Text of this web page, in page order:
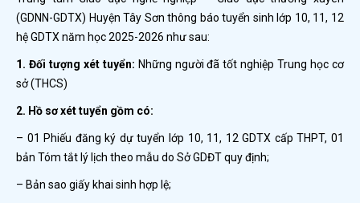
(GDNN-GDTX) Huyện Tây Sơn thông báo tuyển sinh lớp 10, 11, 12
hệ GDTX năm học 2025-2026 như sau:
1. Đối tượng xét tuyển: Những người đã tốt nghiệp Trung học cơ
sở (THCS)
2. Hồ sơ xét tuyển gồm có:
– 01 Phiếu đăng ký dự tuyển lớp 10, 11, 12 GDTX cấp THPT, 01
bản Tóm tắt lý lịch theo mẫu do Sở GDĐT quy định;
– Bản sao giấy khai sinh hợp lệ;